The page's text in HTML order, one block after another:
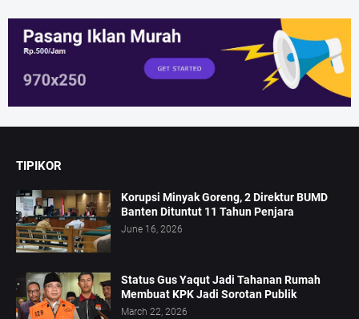
TIPIKOR
Korupsi Minyak Goreng, 2 Direktur BUMD
Banten Dituntut 11 Tahun Penjara
June 16, 2026
Status Gus Yaqut Jadi Tahanan Rumah
Membuat KPK Jadi Sorotan Publik
March 22, 2026